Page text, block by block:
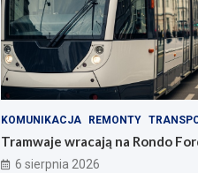
KOMUNIKACJA REMONTY
Tramwaje wracają na Rondo
6 sierpnia 2026